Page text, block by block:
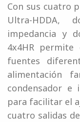
Con sus cuatro
Ultra-HDDA,
impedancia y
4x4HR
fuentes
alimentación
condensador e
para facilitar el
cuatro salidas